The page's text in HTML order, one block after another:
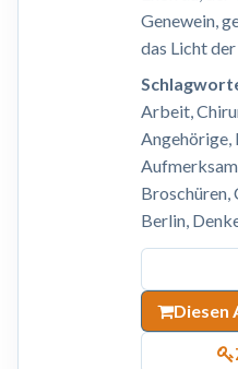
Genewein,
das Licht
Arbeit,
Angehörige,
Broschüren,
Berlin,
Diesen